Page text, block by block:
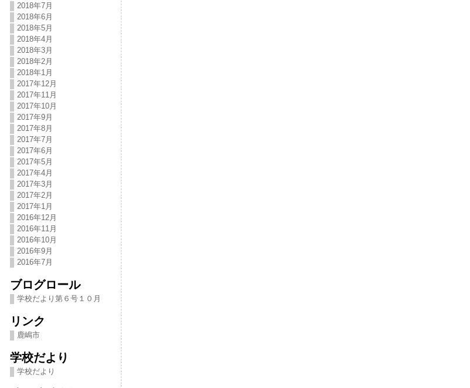
2018年7月
2018年6月
2018年5月
2018年4月
2018年3月
2018年2月
2018年1月
2017年12月
2017年11月
2017年10月
2017年9月
2017年8月
2017年7月
2017年6月
2017年5月
2017年4月
2017年3月
2017年2月
2017年1月
2016年12月
2016年11月
2016年10月
2016年9月
2016年7月
ブログロール
学校だより第６号１０月
リンク
鹿嶋市
学校だより
学校だより